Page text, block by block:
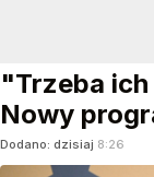
"Trzeba
Nowy
Dodano: dzisiaj 8:26